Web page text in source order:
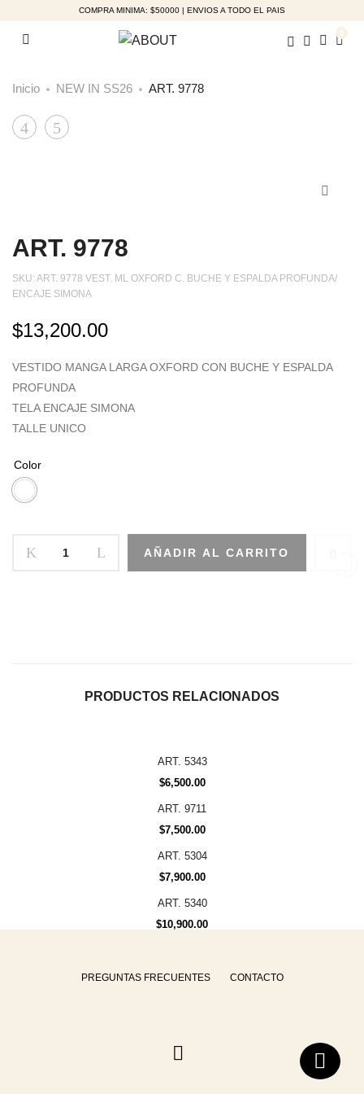
COMPRA MINIMA: $50000 | ENVIOS A TODO EL PAIS
0
Inicio NEW IN SS26 ART. 9778
Product
ART.ART.
ART. 9778
SKU: ART. 9778 VEST. ML OXFORD C. BUCHE Y ESPALDA PROFUNDA/
ENCAJE SIMONA
$13,200.00
VESTIDO MANGA LARGA OXFORD CON BUCHE Y ESPALDA
PROFUNDA
TELA ENCAJE SIMONA
TALLE UNICO
Color
AÑADIR AL CARRITO
PRODUCTOS RELACIONADOS
ART. 5343
$6,500.00
ART. 9711
$7,500.00
ART. 5304
$7,900.00
ART. 5340
$10,900.00
PREGUNTAS FRECUENTES CONTACTO